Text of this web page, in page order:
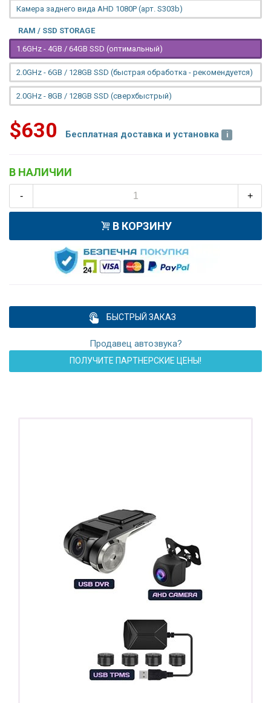
Камера заднего вида AHD 1080P (арт. S303b)
RAM / SSD STORAGE
1.6GHz - 4GB / 64GB SSD (оптимальный)
2.0GHz - 6GB / 128GB SSD (быстрая обработка - рекомендуется)
2.0GHz - 8GB / 128GB SSD (сверхбыстрый)
$630 Бесплатная доставка и установка
В НАЛИЧИИ
- +
В КОРЗИНУ
БЫСТРЫЙ ЗАКАЗ
Продавец автозвука?
ПОЛУЧИТЕ ПАРТНЕРСКИЕ ЦЕНЫ!